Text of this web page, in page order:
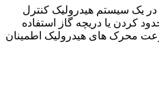
در یک سیستم هیدرولیک کنترل
کردن یا دریچه گاز استفاده
محرک های هیدرولیک اطمینان